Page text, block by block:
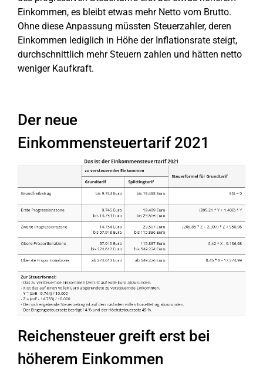
Einkommen, es bleibt etwas mehr Netto vom Brutto.
Ohne diese Anpassung müssten Steuerzahler, deren
Einkommen lediglich in Höhe der Inflationsrate steigt,
durchschnittlich mehr Steuern zahlen und hätten netto
weniger Kaufkraft.
Der neue
Einkommensteuertarif 2021
Reichensteuer greift erst bei
höherem Einkommen